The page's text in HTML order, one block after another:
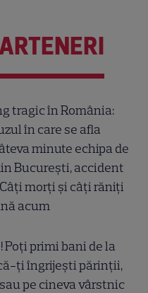
tragic în România:
în care se afla
minute echipa de
București, accident
morți și câți răniți
acum
Poți primi bani de la
ți îngrijești părinții,
pe cineva vârstnic